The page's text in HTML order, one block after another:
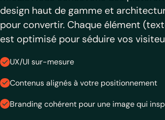
design haut de gamme et
pour convertir. Chaque élément
est optimisé pour séduire vos
UX/UI sur-mesure
Contenus alignés à votre positionnement
Branding cohérent pour une image qui